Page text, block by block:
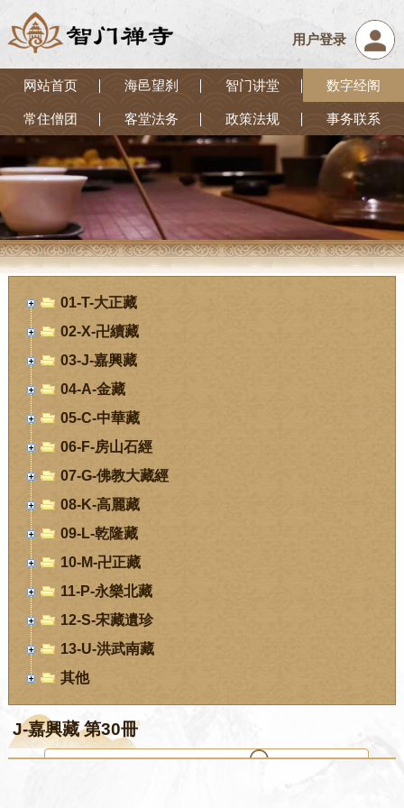
用户登录
网站首页 海邑望刹 智门讲堂 数字经阁
常住僧团 客堂法务 政策法规 事务联系
01-T-大正藏
02-X-卍續藏
03-J-嘉興藏
04-A-金藏
05-C-中華藏
06-F-房山石經
07-G-佛教大藏經
08-K-高麗藏
09-L-乾隆藏
10-M-卍正藏
11-P-永樂北藏
12-S-宋藏遺珍
13-U-洪武南藏
其他
J-嘉興藏 第30冊